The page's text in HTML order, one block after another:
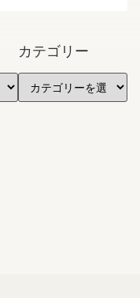
カテゴリー